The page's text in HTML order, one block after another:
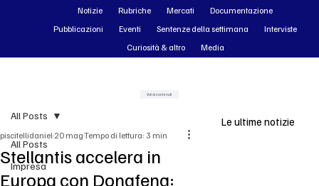
All Posts
Impresa
All Posts
Stellantis accelera in
Europa con Dongfeng:
piscitellidaniel 20 magTempo di lettura: 3 min
Le ultime notizie
Notizie Rubriche Mercati
Documentazione
Pubblicazioni
Eventi Sentenze della settimana
Interviste
Curiosità & altro
Media
Vai ai contenuti